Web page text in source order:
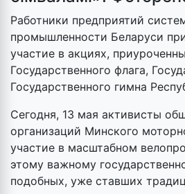
Работники предприятий
промышленности Беларуси
участие в акциях,
Государственного флага,
Государственного гимна
Сегодня, 13 мая активисты
организаций Минского
участие в масштабном
этому важному
подобных, уже ставших